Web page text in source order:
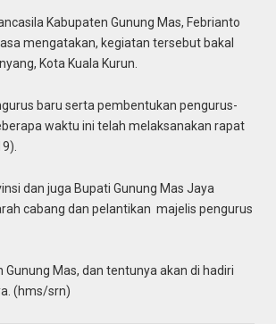
Kabupaten Gunung Mas, Febrianto
mengatakan, kegiatan tersebut bakal
Kota Kuala Kurun.
baru serta pembentukan pengurus-
waktu ini telah melaksanakan rapat
dan juga Bupati Gunung Mas Jaya
cabang dan pelantikan majelis pengurus
Mas, dan tentunya akan di hadiri
(hms/srn)